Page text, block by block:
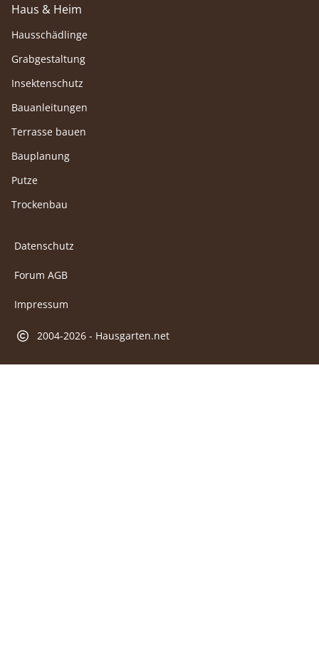
Haus & Heim
Hausschädlinge
Grabgestaltung
Insektenschutz
Bauanleitungen
Terrasse bauen
Bauplanung
Putze
Trockenbau
Datenschutz
Forum AGB
Impressum
2004-2026 - Hausgarten.net